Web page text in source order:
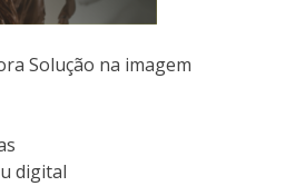
Solução na imagem
digital